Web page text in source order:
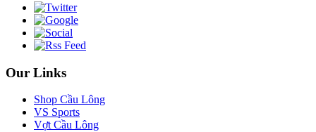
Our Links
Shop Cầu Lông
VS Sports
Vợt Cầu Lông